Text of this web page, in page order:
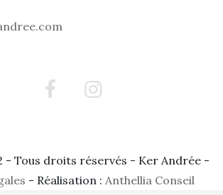
FacebookInstagram
- Tous droits réservés - Ker Andrée -
- Réalisation : Anthellia Conseil